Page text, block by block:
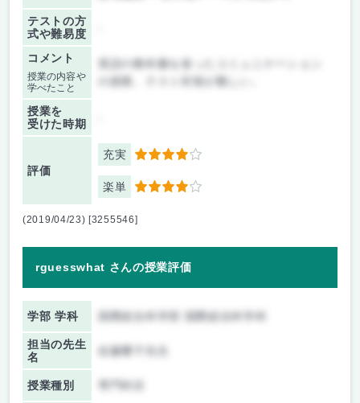
テストの方
式や難易度
コメント
授業の内容や
学べたこと
英語の教科書を使ったコミュニケーション
授業を
受けた時期
評価
充実 4
楽単 4
(2019/04/23) [3255546]
rguesswhat さんの授業評価
学部 学科 国際総合科学部 国際総合科学科
担当の先生
名
佐藤響子先生
授業種別